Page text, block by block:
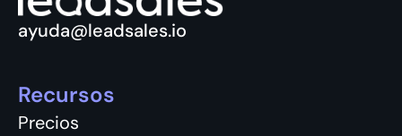
ayuda@leadsales.io
Recursos
Precios